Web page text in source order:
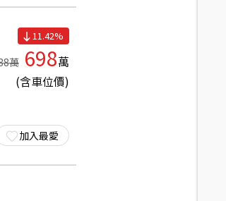
11.42%
萬 698萬
(含車位價)
加入最愛